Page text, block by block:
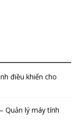
điều khiển cho
Quản lý máy tính